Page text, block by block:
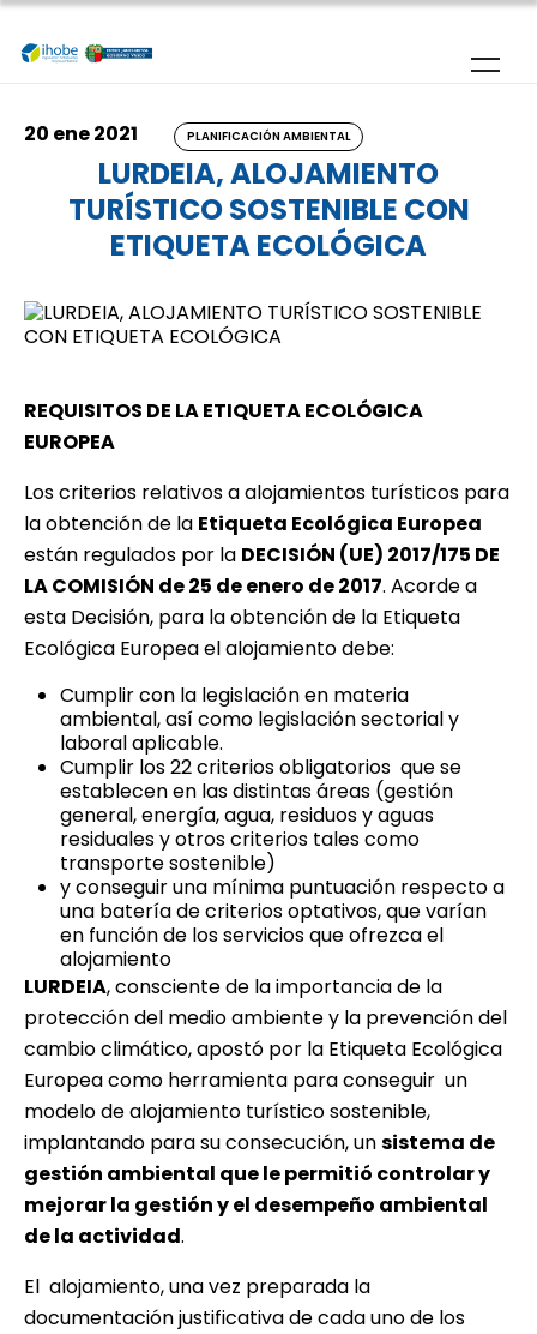
Pasar al contenido principal
20 ene 2021 PLANIFICACIÓN AMBIENTAL
LURDEIA, ALOJAMIENTO
TURÍSTICO SOSTENIBLE CON
ETIQUETA ECOLÓGICA
REQUISITOS DE LA ETIQUETA ECOLÓGICA
EUROPEA
Los criterios relativos a alojamientos turísticos para
la obtención de la Etiqueta Ecológica Europea
están regulados por la DECISIÓN (UE) 2017/175 DE
LA COMISIÓN de 25 de enero de 2017. Acorde a
esta Decisión, para la obtención de la Etiqueta
Ecológica Europea el alojamiento debe:
Cumplir con la legislación en materia
ambiental, así como legislación sectorial y
laboral aplicable.
Cumplir los 22 criterios obligatorios que se
establecen en las distintas áreas (gestión
general, energía, agua, residuos y aguas
residuales y otros criterios tales como
transporte sostenible)
y conseguir una mínima puntuación respecto a
una batería de criterios optativos, que varían
en función de los servicios que ofrezca el
alojamiento
LURDEIA, consciente de la importancia de la
protección del medio ambiente y la prevención del
cambio climático, apostó por la Etiqueta Ecológica
Europea como herramienta para conseguir un
modelo de alojamiento turístico sostenible,
implantando para su consecución, unsistema de
gestión ambiental que le permitió controlar y
mejorar la gestión y el desempeño ambiental
de la actividad.
El alojamiento, una vez preparada la
documentación justificativa de cada uno de los